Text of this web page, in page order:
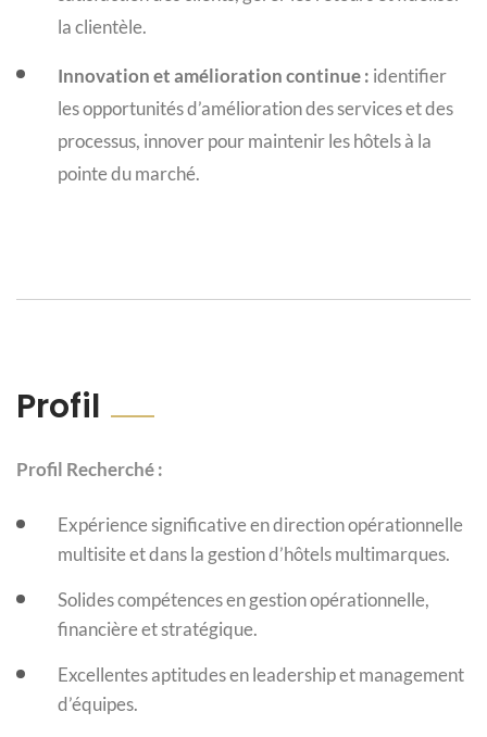
la clientèle.
Innovation et amélioration continue : identifier
les opportunités d’amélioration des services et des
processus, innover pour maintenir les hôtels à la
pointe du marché.
Profil
Profil Recherché :
Expérience significative en direction opérationnelle
multisite et dans la gestion d’hôtels multimarques.
Solides compétences en gestion opérationnelle,
financière et stratégique.
Excellentes aptitudes en leadership et management
d’équipes.